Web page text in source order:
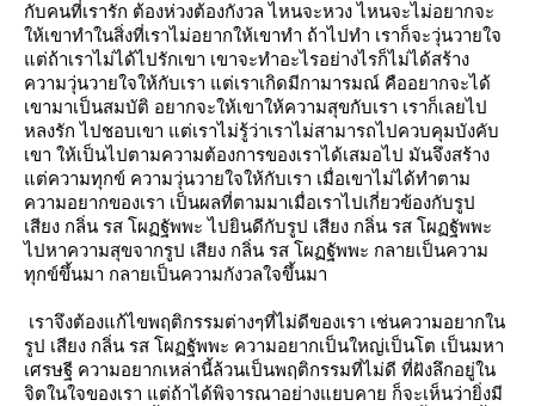
กับคนที่เรารัก ต้องห่วงต้องกังวล ไหนจะหวง ไหนจะไม่อยากจะ
ห้เขาทำในสิ่งที่เราไม่อยากให้เขาทำ ถ้าไปทำ เราก็จะวุ่นวายใจ
ต่ถ้าเราไม่ได้ไปรักเขา เขาจะทำอะไรอย่างไรก็ไม่ได้สร้าง
ความวุ่นวายใจให้กับเรา แต่เราเกิดมีกามารมณ์ คืออยากจะได้
เขามาเป็นสมบัติ อยากจะให้เขาให้ความสุขกับเรา เราก็เลยไป
หลงรัก ไปชอบเขา แต่เราไม่รู้ว่าเราไม่สามารถไปควบคุมบังคับ
เขา ให้เป็นไปตามความต้องการของเราได้เสมอไป มันจึงสร้าง
ต่ความทุกข์ ความวุ่นวายใจให้กับเรา เมื่อเขาไม่ได้ทำตาม
ความอยากของเรา เป็นผลที่ตามมาเมื่อเราไปเกี่ยวข้องกับรูป
เสียง กลิ่น รส โผฏฐัพพะ ไปยินดีกับรูป เสียง กลิ่น รส โผฏฐัพพะ
ไปหาความสุขจากรูป เสียง กลิ่น รส โผฏฐัพพะ กลายเป็นความ
ทุกข์ขึ้นมา กลายเป็นความกังวลใจขึ้นมา
เราจึงต้องแก้ไขพฤติกรรมต่างๆที่ไม่ดีของเรา เช่นความอยากใน
รูป เสียง กลิ่น รส โผฏฐัพพะ ความอยากเป็นใหญ่เป็นโต เป็นมหา
เศรษฐี ความอยากเหล่านี้ล้วนเป็นพฤติกรรมที่ไม่ดี ที่ฝังลึกอยู่ใน
จิตในใจของเรา แต่ถ้าได้พิจารณาอย่างแยบคาย ก็จะเห็นว่ายิ่งมี